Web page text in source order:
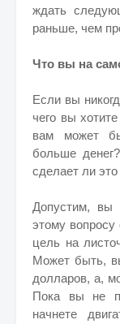
ждать
раньше, чем
Что вы на
Если вы
чего вы
вам может
больше
сделает ли
Допустим, вы
этому
цель на
Может быть,
долларов, а,
Пока вы не
начнете